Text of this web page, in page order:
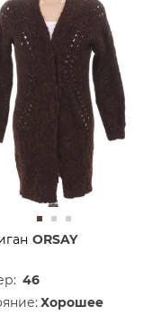
ORSAY
46
Хорошее